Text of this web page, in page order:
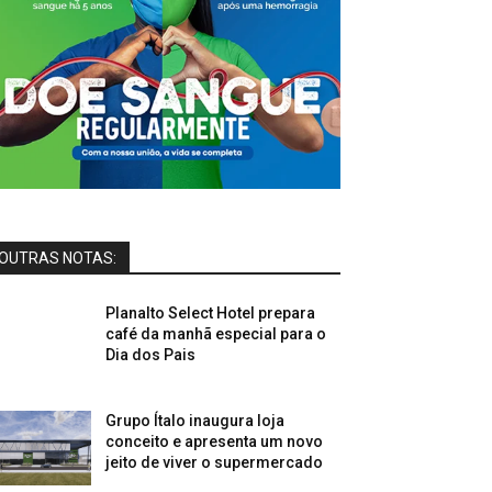
NOTAS:
Planalto Select Hotel prepara
café da manhã especial para o
Dia dos Pais
Grupo Ítalo inaugura loja
conceito e apresenta um novo
jeito de viver o supermercado